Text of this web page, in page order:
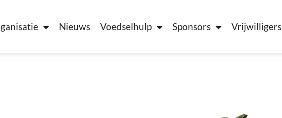
Nieuws Voedselhulp Sponsors Vrijwilligers